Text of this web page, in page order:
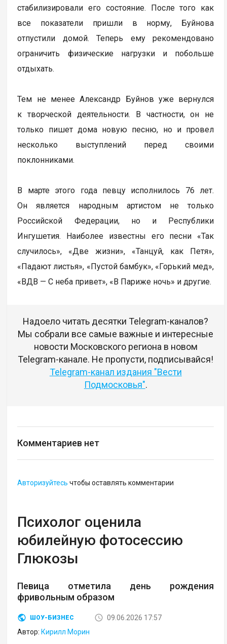
стабилизировали его состояние. После того как
все показатели пришли в норму, Буйнова
отпустили домой. Теперь ему рекомендовано
ограничить физические нагрузки и побольше
отдыхать.
Тем не менее Александр Буйнов уже вернулся
к творческой деятельности. В частности, он не
только пишет дома новую песню, но и провел
несколько выступлений перед своими
поклонниками.
В марте этого года певцу исполнилось 76 лет.
Он является народным артистом не только
Российской Федерации, но и Республики
Ингушетия. Наиболее известны его песни «Так
случилось», «Две жизни», «Танцуй, как Петя»,
«Падают листья», «Пустой бамбук», «Горький мед»,
«ВДВ — С неба привет», «В Париже ночь» и другие.
Надоело читать десятки Telegram-каналов?
Мы собрали все самые важные и интересные
новости Московского региона в новом
Telegram-канале. Не пропусти, подписывайся!
Telegram-канал издания "Вести
Подмосковья".
Комментариев нет
Авторизуйтесь чтобы оставлять комментарии
Психолог оценила
юбилейную фотосессию
Глюкозы
Певица отметила день рождения
фривольным образом
ШОУ-БИЗНЕС
09.06.2026 17:57
Автор: Кирилл Морин